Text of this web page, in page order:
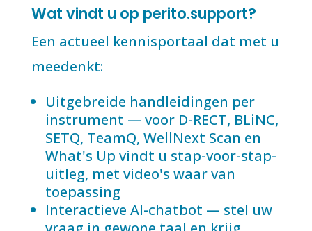
Wat vindt u op perito.support?
Een actueel kennisportaal dat met u
meedenkt:
Uitgebreide handleidingen per
instrument — voor D-RECT, BLiNC,
SETQ, TeamQ, WellNext Scan en
What's Up vindt u stap-voor-stap-
uitleg, met video's waar van
toepassing
Interactieve AI-chatbot — stel uw